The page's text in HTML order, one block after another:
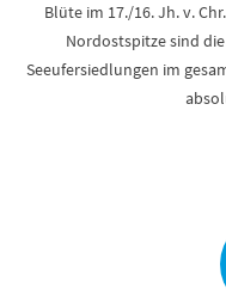
Blüte im 17./16. Jh. v.
Nordostspitze sind
Seeufersiedlungen im